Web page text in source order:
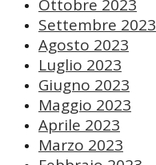
Ottobre 2023
Settembre 2023
Agosto 2023
Luglio 2023
Giugno 2023
Maggio 2023
Aprile 2023
Marzo 2023